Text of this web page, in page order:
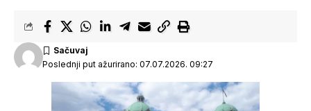
Poslednji put ažurirano: 07.07.2026. 09:27